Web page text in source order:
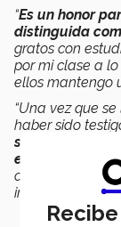
“Es un honor
distinguida
gratos con
por mi clase a
ellos mantengo
“Una vez que
haber sido
seguido
en la vida
confianza de la
impartiendo